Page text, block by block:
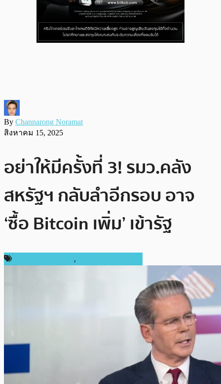
By Channarong Noramat
สิงหาคม 15, 2025
อย่าให้มีครั้งที่ 3! รมว.คลัง
สหรัฐฯ กลับลำอีกรอบ อาจ
‘ซื้อ Bitcoin เพิ่ม’ เข้ารัฐ
,